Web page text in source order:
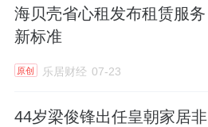
海贝壳省心租发布租赁服务
新标准
原创 乐居财经 07-23
44岁梁俊锋出任皇朝家居非